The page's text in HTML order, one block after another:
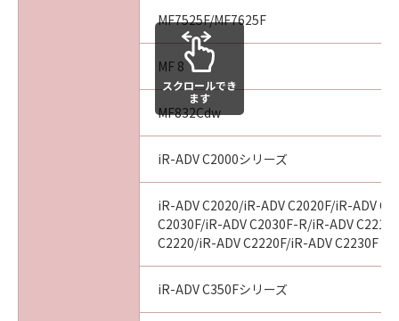
は、お客様による「許諾ソフトウェア」の使用
を支援すること、および「許諾ソフトウェア」
に対してアップデート、バグの修正あるいはサ
ポートを行うことについて、いかなる責任も負
うものではありません。
７．保証の否認・免責
(1)「許諾ソフトウェア」は、『現状有姿』の状
態で使用許諾されます。キヤノン、キヤノンの
ライセンサー、キヤノンの子会社、それらの販
売代理店および販売店は、「許諾ソフトウェ
ア」に関して、商品性および特定の目的への適
合性の保証を含め、いかなる保証も、明示たる
と黙示たるとを問わず一切行わないものとしま
MF7525F/MF7625F
MF 8
MF832Cdw
iR-ADV C2000シリーズ
iR-ADV C2020/iR-ADV C2020F/iR-ADV
C2030F/iR-ADV C2030F-R/iR-ADV
C2220/iR-ADV C2220F/iR-ADV C2230F
iR-ADV C350Fシリーズ
スクロールでき
ます